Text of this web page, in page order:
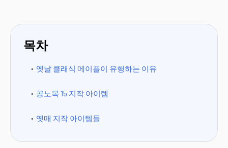
목차
옛날 클래식 메이플이 유행하는 이유
공노목 15 지작 아이템
옛매 지작 아이템들